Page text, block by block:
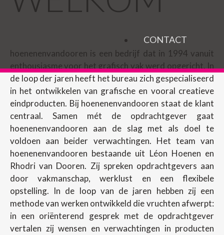
CONTACT
hoenenenvandooren is een bedrijf dat in 1994 vanuit
enthousiasme voor het grafisch vak werd opgericht. In
de loop der jaren heeft het bureau zich gespecialiseerd
in het ontwikkelen van grafische en vooral creatieve
eindproducten. Bij hoenenenvandooren staat de klant
centraal. Samen mét de opdrachtgever gaat
hoenenenvandooren aan de slag met als doel te
voldoen aan beider verwachtingen. Het team van
hoenenenvandooren bestaande uit Léon Hoenen en
Rhodri van Dooren. Zij spreken opdrachtgevers aan
door vakmanschap, werklust en een flexibele
opstelling. In de loop van de jaren hebben zij een
methode van werken ontwikkeld die vruchten afwerpt:
in een oriënterend gesprek met de opdrachtgever
vertalen zij wensen en verwachtingen in producten